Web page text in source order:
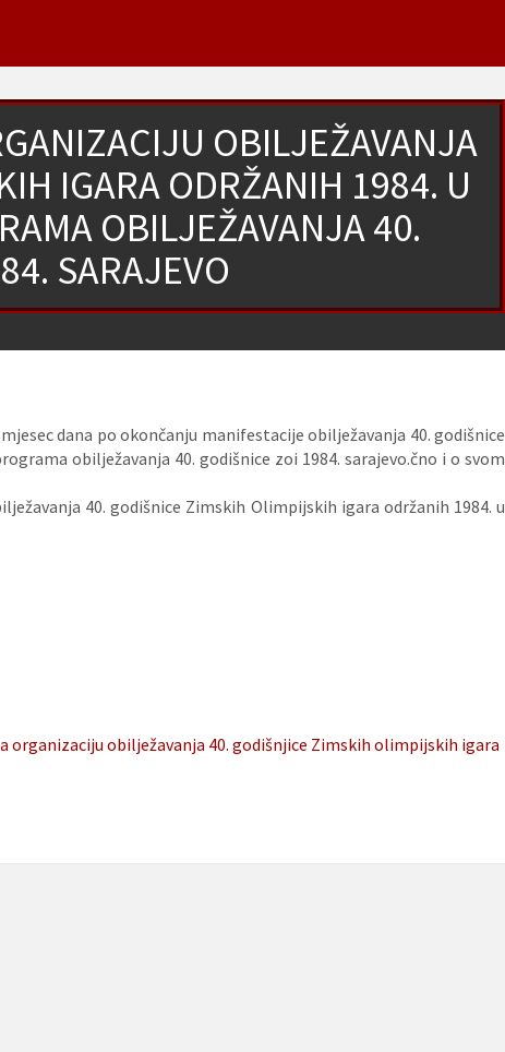
OBILJEŽAVANJA
IGARA ODRŽANIH 1984. U
OBILJEŽAVANJA 40.
SARAJEVO
dana po okončanju manifestacije obilježavanja 40. godišnice
obilježavanja 40. godišnice zoi 1984. sarajevo.čno i o svom
40. godišnice Zimskih Olimpijskih igara održanih 1984. u
organizaciju obilježavanja 40. godišnjice Zimskih olimpijskih igara